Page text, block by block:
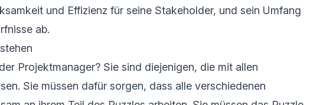
und Effizienz für seine Stakeholder, und sein Umfang
ab.
Projektmanager? Sie sind diejenigen, die mit allen
Sie müssen dafür sorgen, dass alle verschiedenen